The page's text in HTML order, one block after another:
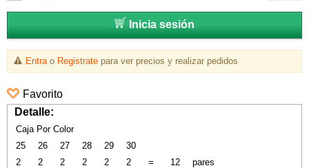
Inicia sesión
Entrao Registratepara ver precios y realizar pedidos
Favorito
Detalle:
Caja Por Color
25
26 27 28 29
30
2
2 2 2 2 2 = 12 pares